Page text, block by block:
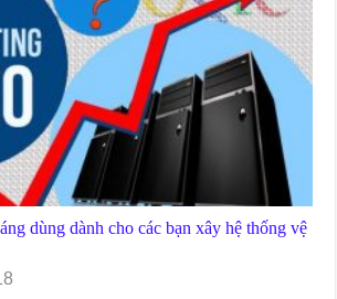
dùng dành cho các bạn xây hệ thống vệ